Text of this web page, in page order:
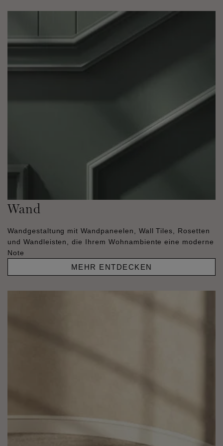
Wand
Wandgestaltung mit Wandpaneelen, Wall Tiles, Rosetten
und Wandleisten, die Ihrem Wohnambiente eine moderne
Note
MEHR ENTDECKEN